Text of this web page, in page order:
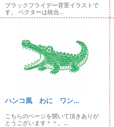
ブラックフライデー背景イラストで
す。 ベクターは統合...
ハンコ風 わに ワン...
こちらのページを開いて頂きありが
とうございます＾＾。...